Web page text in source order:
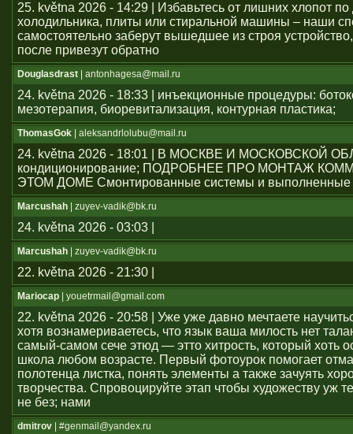
25. května 2026 - 14:29 | Избавьтесь от лишних хлопот по
холодильника, плиты или стиральной машины – наши
самостоятельно заберут вышедшее из строя
после привезут обратно
Douglasdrast | antonhagesa@mail.ru
24. května 2026 - 18:33 | инъекционные процедуры:
мезотерапия, биоревитализация, контурная пластика;
ThomasGok | aleksandrlolubu@mail.ru
24. května 2026 - 18:01 | В МОСКВЕ И МОСКОВСКОЙ
кондиционирование; ПОДРОБНЕЕ ПРО МОНТАЖ
ЭТОМ ДОМЕ Смонтированные системы и выполненные
Marcushah | zuyev-vadik@bk.ru
24. května 2026 - 03:03 |
Marcushah | zuyev-vadik@bk.ru
22. května 2026 - 21:30 |
Mariocap | youеtrmail@gmail.com
22. května 2026 - 20:58 | Уже уже давно мечтаете
хотя вознамериваетесь, что язык ваша милость нет
самый-самом сече этюд — этто хитрость, который хоть
школа любом возрасте. Первый фотоурок помогает
полотенца листка, понять элементы а также зачуять
творчества. Спровоцируйте этап чтобы художеству уж
не без; нами
dmitrov | #genmail@yandex.ru